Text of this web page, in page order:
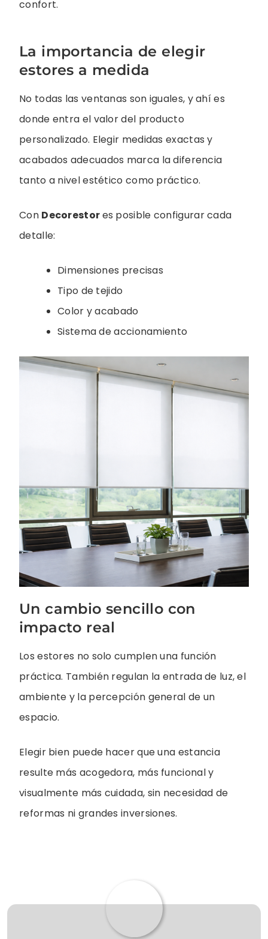
confort.
La importancia de elegir
estores a medida
No todas las ventanas son iguales, y ahí es
donde entra el valor del producto
personalizado. Elegir medidas exactas y
acabados adecuados marca la diferencia
tanto a nivel estético como práctico.
Con Decorestores posible configurar cada
detalle:
Dimensiones precisas
Tipo de tejido
Color y acabado
Sistema de accionamiento
Un cambio sencillo con
impacto real
Los estores no solo cumplen una función
práctica. También regulan la entrada de luz, el
ambiente y la percepción general de un
espacio.
Elegir bien puede hacer que una estancia
resulte más acogedora, más funcional y
visualmente más cuidada, sin necesidad de
reformas ni grandes inversiones.